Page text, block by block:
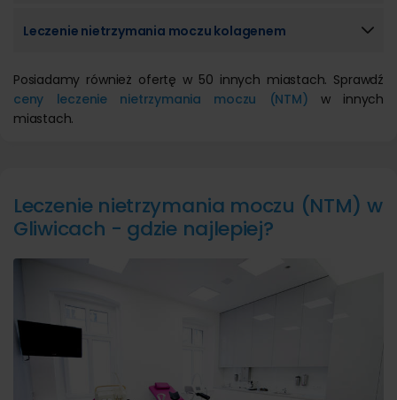
Leczenie nietrzymania moczu kolagenem
Posiadamy również ofertę w 50 innych miastach. Sprawdź
ceny leczenie nietrzymania moczu (NTM) w innych
miastach.
Leczenie nietrzymania moczu (NTM) w
Gliwicach - gdzie najlepiej?